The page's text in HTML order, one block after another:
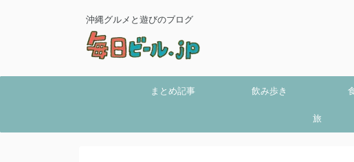
沖縄グルメと遊びのブログ
まとめ記事 飲み歩き
旅